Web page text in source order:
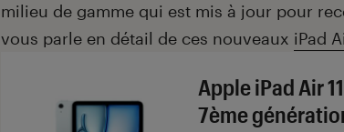
milieu de gamme qui est mis à jour pour
vous parle en détail de ces nouveaux iPad
Apple iPad Air
7ème